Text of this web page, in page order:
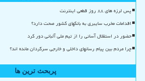
پس لرزه های ۸۸ روز قطعی اینترنت
اقدامات مخرب سایبری به بانکهای کشور صحت دارد؟
حضور در استقلال آسانی را از تیم ملی آلبانی دور کرد
چرا مردم بین پیام رسانهای داخلی و خارجی سرگردان مانده اند؟
پربحث ترین ها